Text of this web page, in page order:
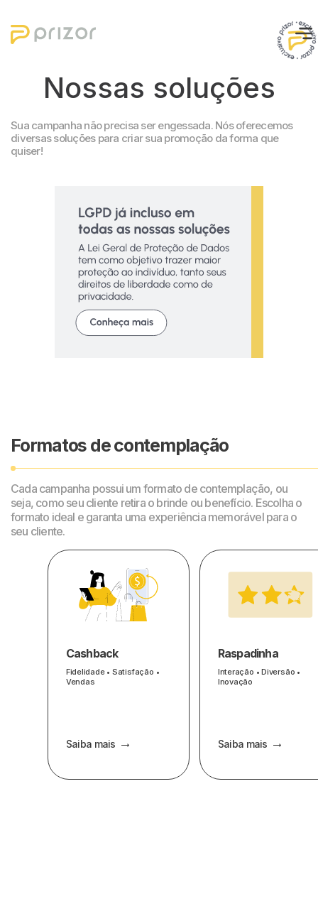
Sobre nós
Soluções
Lançar campanha
Nossas soluções
Sua campanha não precisa ser engessada. Nós oferecemos
diversas soluções para criar sua promoção da forma que
quiser!
Formatos de contemplação
Cada campanha possui um formato de contemplação, ou
seja, como seu cliente retira o brinde ou benefício. Escolha o
formato ideal e garanta uma experiência memorável para o
seu cliente.
Cashback
Fidelidade • Satisfação •
Vendas
Saiba mais
Raspadinha
Interação • Diversão •
Inovação
Saiba mais